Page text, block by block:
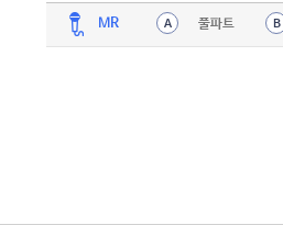
MR A 풀파트 B